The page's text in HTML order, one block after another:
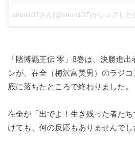
shun107さん(@shun107)がシェアした
「賭博覇王伝 零」8巻は、決勝進
ンが、在全（梅沢富美男）のラジ
底に落ちたところで終わりました。
在全が「出でよ！生き残った者た
けても、何の反応もありませんでし